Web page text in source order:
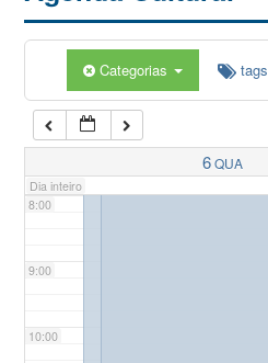
Categorias tags
6QUA
Dia inteiro
5:00
7:00
8:00
9:00
10:00